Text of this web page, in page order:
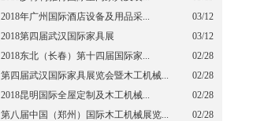
03/12
2018年广州国际酒店设备及用品采...
03/12
2018第四届武汉国际家具展
02/28
2018东北（长春）第十四届国际家...
02/28
第四届武汉国际家具展览会暨木工机械...
02/28
2018昆明国际全屋定制及木工机械...
02/28
第八届中国（郑州）国际木工机械展览...